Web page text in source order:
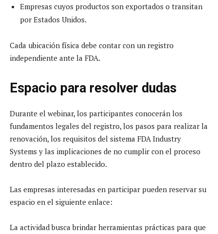
Empresas cuyos productos son exportados o transitan
por Estados Unidos.
Cada ubicación física debe contar con un registro
independiente ante la FDA.
Espacio para resolver dudas
Durante el webinar, los participantes conocerán los
fundamentos legales del registro, los pasos para realizar la
renovación, los requisitos del sistema FDA Industry
Systems y las implicaciones de no cumplir con el proceso
dentro del plazo establecido.
Las empresas interesadas en participar pueden reservar su
espacio en el siguiente enlace:
La actividad busca brindar herramientas prácticas para que